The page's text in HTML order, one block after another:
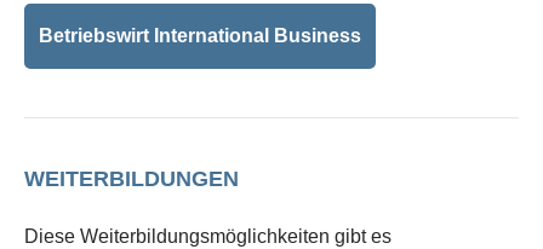
Betriebswirt International Business
WEITERBILDUNGEN
Diese Weiterbildungsmöglichkeiten gibt es